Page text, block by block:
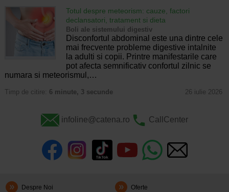
Totul despre meteorism: cauze, factori
declansatori, tratament si dieta
Boli ale sistemului digestiv
Disconfortul abdominal este una dintre cele
mai frecvente probleme digestive intalnite
la adulti si copii. Printre manifestarile care
pot afecta semnificativ confortul zilnic se
numara si meteorismul,…
Timp de citire: 6 minute, 3 secunde 26 iulie 2026
infoline@catena.ro CallCenter
Despre Noi Oferte